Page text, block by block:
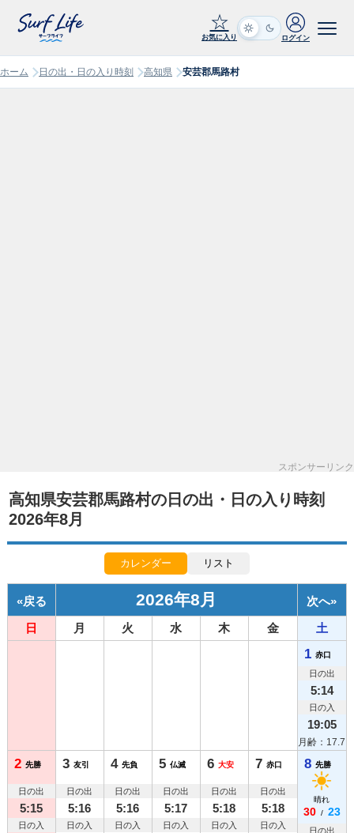
☆
お気に入り ログイン
ホーム 日の出・日の入り時刻 高知県 安芸郡馬路村
スポンサーリンク
高知県安芸郡馬路村の日の出・日の入り時刻
2026年8月
カレンダー リスト
«戻る 2026年8月 次へ»
日
月 火 水 木 金 土
1 赤口
日の出
5:14
日の入
19:05
月齢：17.7
2 先勝
日の出
5:15
日の入
3 友引
日の出
5:16
日の入
4 先負
日の出
5:16
日の入
5 仏滅
日の出
5:17
日の入
6 大安
日の出
5:18
日の入
7 赤口
日の出
5:18
日の入
8 先勝
晴れ
30 / 23
日の出